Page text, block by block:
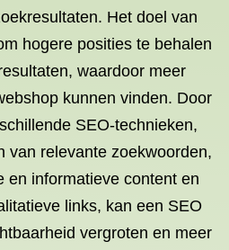
Het doel van
hogere posities te behalen
waardoor meer
kunnen vinden. Door
SEO-technieken,
van relevante zoekwoorden,
en informatieve content en
links, kan een SEO
vergroten en meer